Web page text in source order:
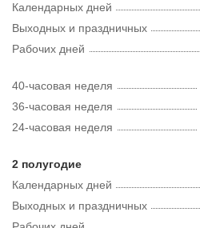
Календарных дней
Рабочих дней
Выходных и праздничных
40-часовая неделя
36-часовая неделя
24-часовая неделя
2 полугодие
Календарных дней
Выходных и праздничных